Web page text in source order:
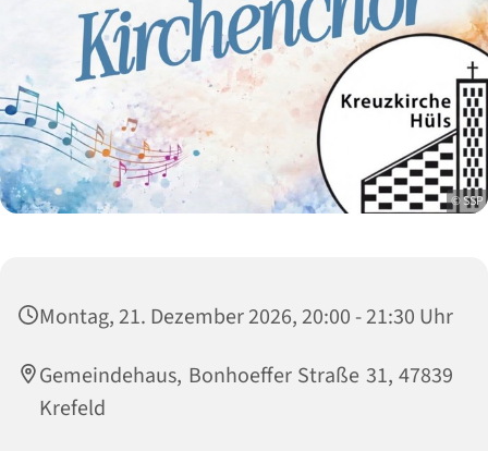
© SSP
Montag, 21. Dezember 2026, 20:00 - 21:30 Uhr
Gemeindehaus, Bonhoeffer Straße 31, 47839
Krefeld